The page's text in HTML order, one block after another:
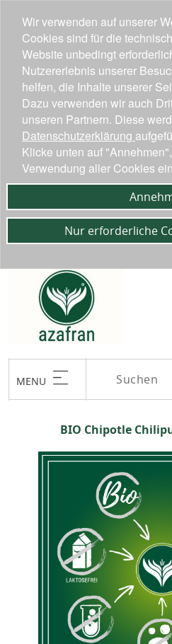
MENU
BIO Chipotle
Wir verwenden auf unserer
Cookies sind für die
Website unbedingt
Nutzererlebnis unserer
helfen, die Inhalte unserer
Dazu verwenden wir auch
unseren Partnern. Diese
Datenschutzerklärung
Klicke unten auf
Verwendung aller Cookies
Nur erforderliche